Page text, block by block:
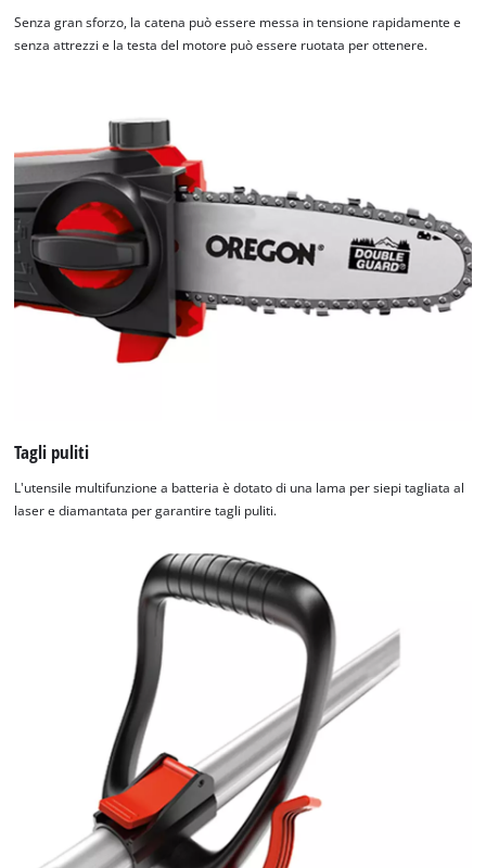
Senza gran sforzo, la catena può essere messa in tensione rapidamente e
senza attrezzi e la testa del motore può essere ruotata per ottenere.
Tagli puliti
L'utensile multifunzione a batteria è dotato di una lama per siepi tagliata al
laser e diamantata per garantire tagli puliti.